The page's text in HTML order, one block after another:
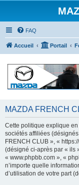
FAQ
Accueil Portail
MAZDA FRENCH
Cette politique explique
sociétés affiliées
FRENCH CLUB », «
(désigné ci-après par « ils
« www.phpbb.com », «
n’importe quelle
d’utilisation de votre part